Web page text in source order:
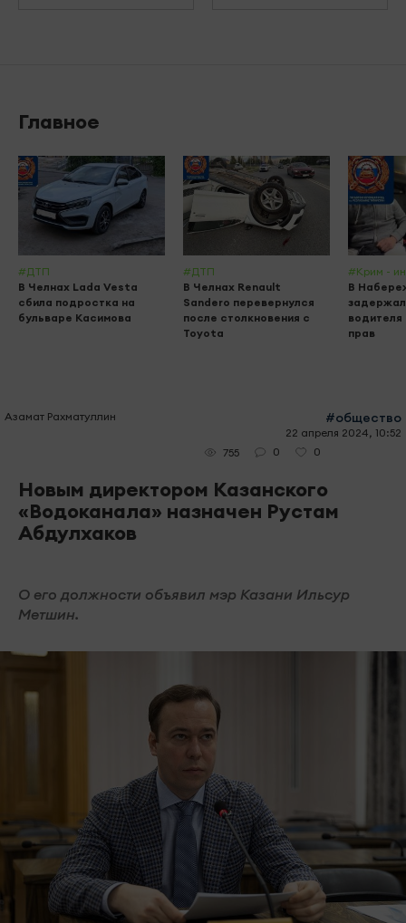
Главное
#ДТП
В Челнах Lada Vesta
сбила подростка на
бульваре Касимова
#ДТП
В Челнах Renault
Sandero перевернулся
после столкновения с
Toyota
#Крим -
В
водителя
прав
Азамат Рахматуллин #общество
22 апреля 2024, 10:52
755
0 0
Новым директором Казанского
«Водоканала» назначен Рустам
Абдулхаков
О его должности объявил мэр Казани Ильсур
Метшин.